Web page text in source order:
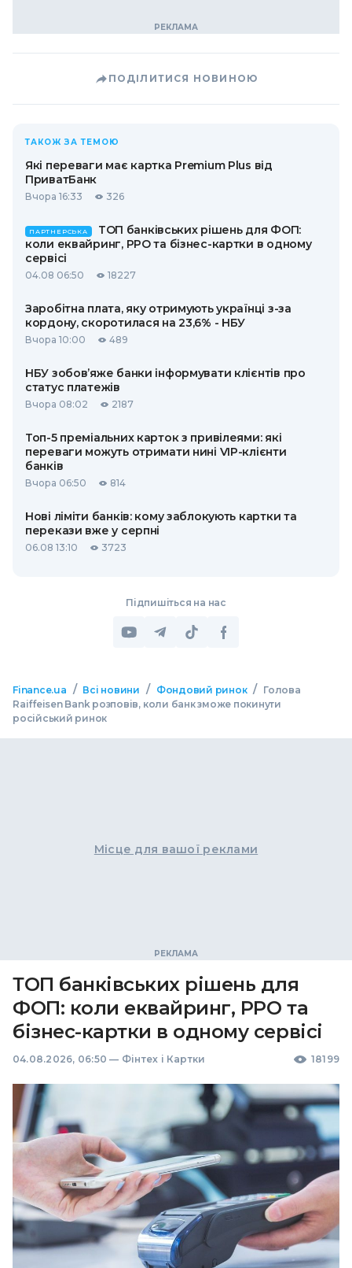
ПОДІЛИТИСЯ НОВИНОЮ
ТАКОЖ ЗА ТЕМОЮ
Які переваги має картка Premium Plus від
ПриватБанк
Вчора 16:33 326
ПАРТНЕРСЬКА
ТОП банківських рішень для ФОП:
коли еквайринг, РРО та бізнес-картки в одному
сервісі
04.08 06:50 18227
Заробітна плата, яку отримують українці з-за
кордону, скоротилася на 23,6% - НБУ
Вчора 10:00 489
НБУ зобов’яже банки інформувати клієнтів про
статус платежів
Вчора 08:02 2187
Топ-5 преміальних карток з привілеями: які
переваги можуть отримати нині VIP-клієнти
банків
Вчора 06:50 814
Нові ліміти банків: кому заблокують картки та
перекази вже у серпні
06.08 13:10 3723
Підпишіться на нас
Finance.ua / Всі новини / Фондовий ринок / Голова
Raiffeisen Bank розповів, коли банк зможе покинути
російський ринок
Місце для вашої реклами
ТОП банківських рішень для
ФОП: коли еквайринг, РРО та
бізнес-картки в одному сервісі
04.08.2026, 06:50 — Фінтех і Картки 18199